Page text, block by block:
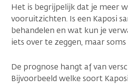
Het is begrijpelijk dat je meer
vooruitzichten. Is een Kaposi
behandelen en wat kun je
iets over te zeggen, maar
De prognose hangt af van
Bijvoorbeeld welke soort